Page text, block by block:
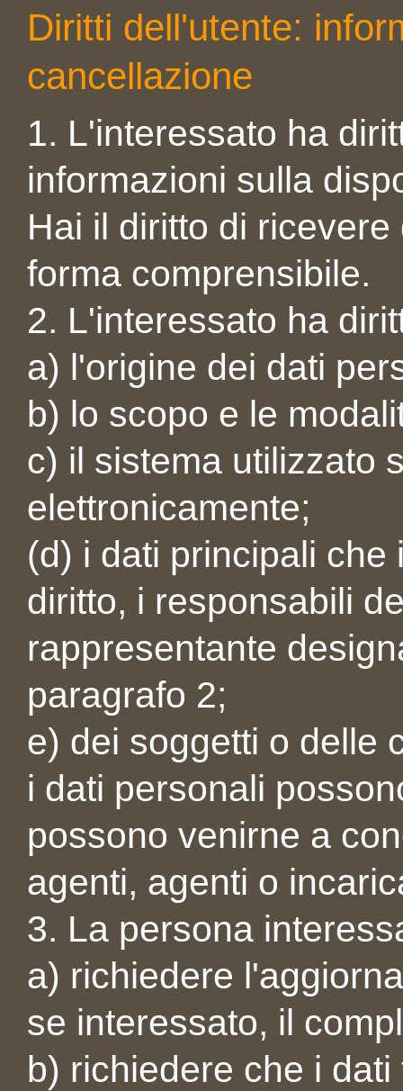
Diritti dell'utente:
cancellazione
1. L'interessato ha
informazioni sulla
Hai il diritto di
forma comprensibile.
2. L'interessato ha
a) l'origine dei dati
b) lo scopo e le
c) il sistema utilizzato
elettronicamente;
(d) i dati principali
diritto, i responsabili
rappresentante
paragrafo 2;
e) dei soggetti o delle
i dati personali
possono venirne a
agenti, agenti o
3. La persona
a) richiedere
se interessato, il
b) richiedere che i